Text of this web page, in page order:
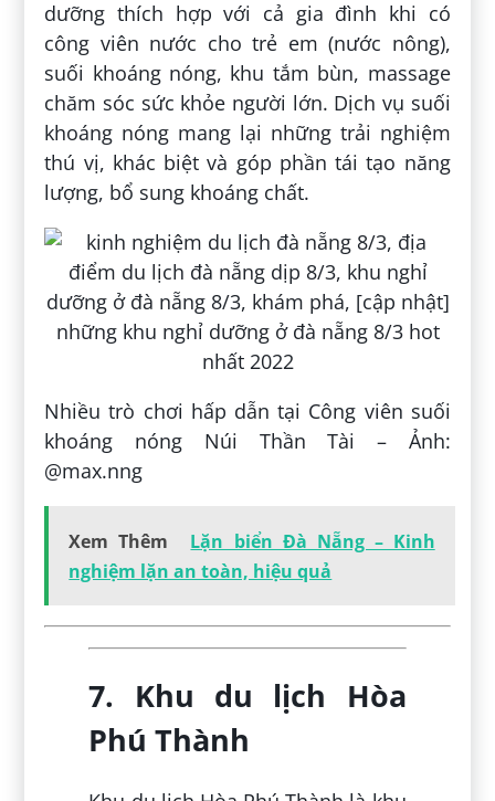
dưỡng thích hợp với cả gia đình khi có
công viên nước cho trẻ em (nước nông),
suối khoáng nóng, khu tắm bùn, massage
chăm sóc sức khỏe người lớn. Dịch vụ suối
khoáng nóng mang lại những trải nghiệm
thú vị, khác biệt và góp phần tái tạo năng
lượng, bổ sung khoáng chất.
Nhiều trò chơi hấp dẫn tại Công viên suối
khoáng nóng Núi Thần Tài – Ảnh:
@max.nng
Xem Thêm
Lặn biển Đà Nẵng – Kinh
nghiệm lặn an toàn, hiệu quả
7. Khu du lịch Hòa
Phú Thành